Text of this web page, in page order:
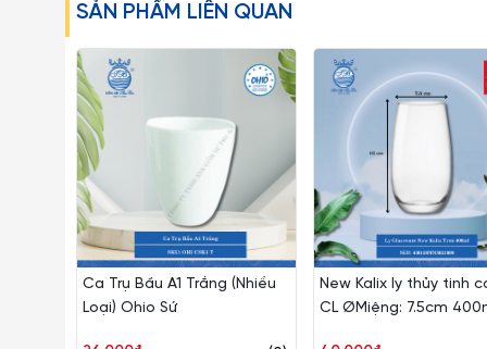
– Hạn chế việc để Ly Dĩa Thủy Tinh va chạm mạnh
nứt vỡ.
– Những loại ly rượu vang, ly cooktail thủy tinh mà có
đối không được bẻ, vặn hoặc cầm không đúng cách…
– Tuyệt đối không dùng các đồ vật cứng thô ráp để lau
– Tránh dùng Ly trong lò vi sóng, lò nướng hay các thiết
– Hạn chế dùng Ly cốc thủy tinh với các loại máy rửa
SẢN PHẨM LIÊN QUAN
Ca Trụ Bầu A1 Trắng (Nhiều
Loại) Ohio Sứ
New Kalix ly thủy tinh
CL ØMiệng: 7.5cm